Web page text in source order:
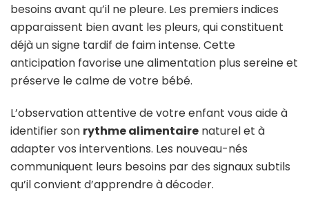
besoins avant qu’il ne pleure. Les premiers indices
apparaissent bien avant les pleurs, qui constituent
déjà un signe tardif de faim intense. Cette
anticipation favorise une alimentation plus sereine et
préserve le calme de votre bébé.
L’observation attentive de votre enfant vous aide à
identifier son rythme alimentaire naturel et à
adapter vos interventions. Les nouveau-nés
communiquent leurs besoins par des signaux subtils
qu’il convient d’apprendre à décoder.